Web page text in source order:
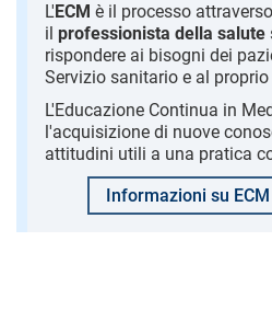
L'ECM è il processo
il professionista della salute
rispondere ai bisogni dei
Servizio sanitario e al
L'Educazione Continua in
l'acquisizione di nuove
attitudini utili a una pratica
Informazioni su